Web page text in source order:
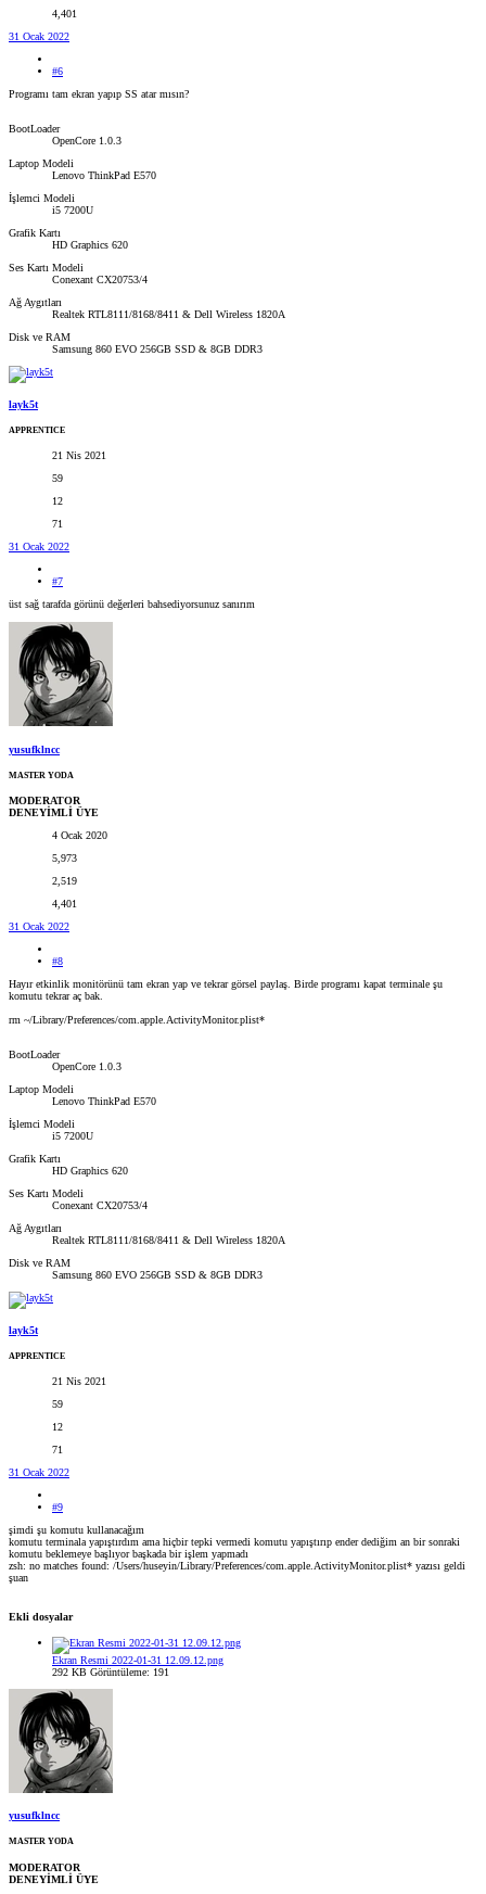
4,401
31 Ocak 2022
#6
Programı tam ekran yapıp SS atar mısın?
BootLoader
OpenCore 1.0.3
Laptop Modeli
Lenovo ThinkPad E570
İşlemci Modeli
i5 7200U
Grafik Kartı
HD Graphics 620
Ses Kartı Modeli
Conexant CX20753/4
Ağ Aygıtları
Realtek RTL8111/8168/8411 & Dell Wireless 1820A
Disk ve RAM
Samsung 860 EVO 256GB SSD & 8GB DDR3
layk5t
APPRENTICE
21 Nis 2021
59
12
71
31 Ocak 2022
#7
üst sağ tarafda görünü değerleri bahsediyorsunuz sanırım
yusufklncc
MASTER YODA
MODERATOR
DENEYİMLİ ÜYE
4 Ocak 2020
5,973
2,519
4,401
31 Ocak 2022
#8
Hayır etkinlik monitörünü tam ekran yap ve tekrar görsel paylaş. Birde programı kapat terminale şu
komutu tekrar aç bak.
rm ~/Library/Preferences/com.apple.ActivityMonitor.plist*
BootLoader
OpenCore 1.0.3
Laptop Modeli
Lenovo ThinkPad E570
İşlemci Modeli
i5 7200U
Grafik Kartı
HD Graphics 620
Ses Kartı Modeli
Conexant CX20753/4
Ağ Aygıtları
Realtek RTL8111/8168/8411 & Dell Wireless 1820A
Disk ve RAM
Samsung 860 EVO 256GB SSD & 8GB DDR3
layk5t
APPRENTICE
21 Nis 2021
59
12
71
31 Ocak 2022
#9
şimdi şu komutu kullanacağım
komutu terminala yapıştırdım ama hiçbir tepki vermedi komutu yapıştırıp ender dediğim an bir sonraki
komutu beklemeye başlıyor başkada bir işlem yapmadı
zsh: no matches found: /Users/huseyin/Library/Preferences/com.apple.ActivityMonitor.plist* yazısı geldi
şuan
Ekli dosyalar
Ekran Resmi 2022-01-31 12.09.12.png
292 KB Görüntüleme: 191
yusufklncc
MASTER YODA
MODERATOR
DENEYİMLİ ÜYE